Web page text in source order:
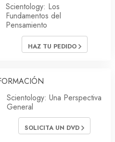
Scientology: Los
Fundamentos del
Pensamiento
HAZ TU PEDIDO
Scientology: Una Perspectiva
General
SOLICITA UN DVD